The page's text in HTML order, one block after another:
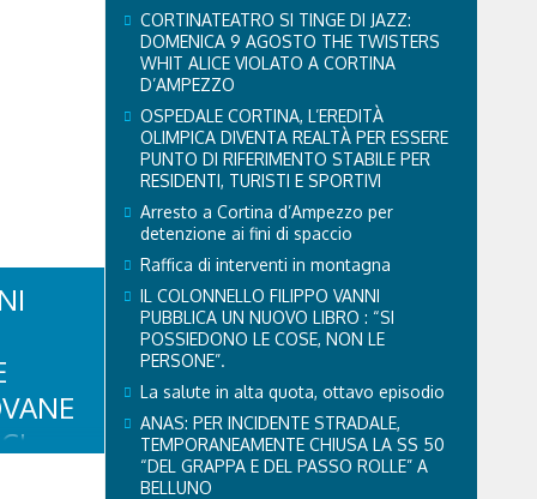
CORTINATEATRO SI TINGE DI JAZZ:
DOMENICA 9 AGOSTO THE TWISTERS
WHIT ALICE VIOLATO A CORTINA
D’AMPEZZO
OSPEDALE CORTINA, L’EREDITÀ
OLIMPICA DIVENTA REALTÀ PER ESSERE
PUNTO DI RIFERIMENTO STABILE PER
RESIDENTI, TURISTI E SPORTIVI
Arresto a Cortina d’Ampezzo per
detenzione ai fini di spaccio
Raffica di interventi in montagna
IL COLONNELLO FILIPPO VANNI
PUBBLICA UN NUOVO LIBRO : “SI
POSSIEDONO LE COSE, NON LE
PERSONE”.
La salute in alta quota, ottavo episodio
ANAS: PER INCIDENTE STRADALE,
TEMPORANEAMENTE CHIUSA LA SS 50
“DEL GRAPPA E DEL PASSO ROLLE” A
BELLUNO